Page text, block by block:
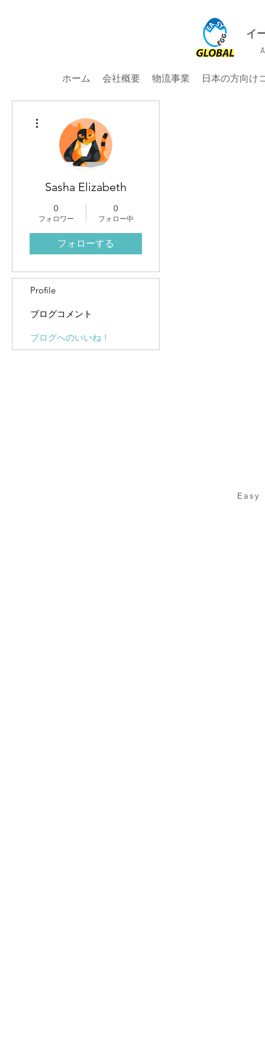
イ
ホーム 会社概要 物流事業 日本の方向け
Sasha Elizabeth
0
フォロワー
0
フォロー中
フォローする
Profile
ブログコメント
ブログへのいいね！
Easy